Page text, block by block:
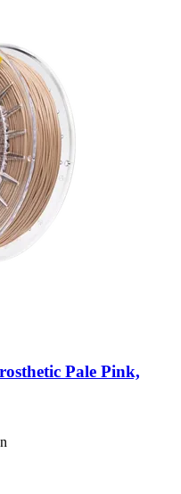
Pale Pink,